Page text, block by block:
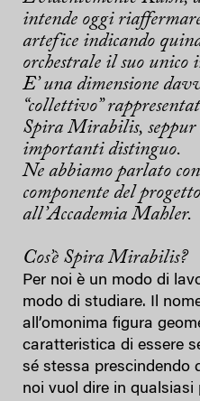
intende oggi
artefice indicando
orchestrale il suo unico
E’ una dimensione
“collettivo”
Spira Mirabilis, seppur
importanti distinguo.
Ne abbiamo parlato con
componente del
all’Accademia Mahler.
Cos’è Spira Mirabilis?
Per noi è un modo di
modo di studiare. Il
all’omonima figura
caratteristica di essere
sé stessa prescindendo
noi vuol dire in